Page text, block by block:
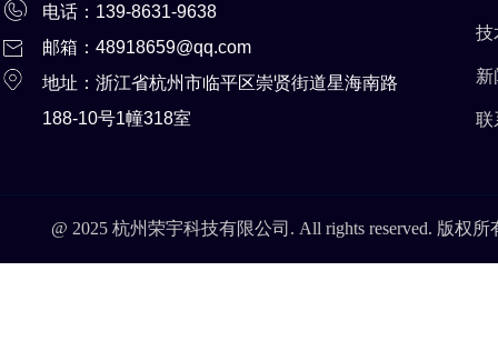
技
新
联
电话：139-8631-9638
邮箱：48918659@qq.com
地址：浙江省杭州市临平区崇贤街道星海南路
188-10号1幢318室
@ 2025 杭州荣宇科技有限公司. All rights reserved. 版权